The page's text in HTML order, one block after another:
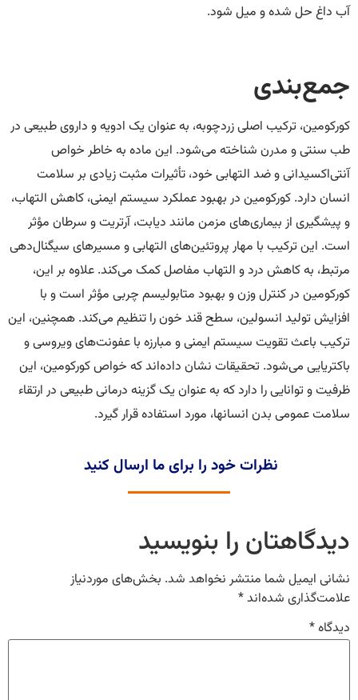
آب داغ حل شده و میل شود.
جمع‌بندی
کورکومین، ترکیب اصلی زردچوبه، به عنوان یک ادویه و داروی طبیعی در
طب سنتی و مدرن شناخته می‌شود. این ماده به خاطر خواص
آنتی‌اکسیدانی و ضد التهابی خود، تأثیرات مثبت زیادی بر سلامت
انسان دارد. کورکومین در بهبود عملکرد سیستم ایمنی، کاهش التهاب،
و پیشگیری از بیماری‌های مزمن مانند دیابت، آرتریت و سرطان مؤثر
است. این ترکیب با مهار پروتئین‌های التهابی و مسیرهای سیگنال‌دهی
مرتبط، به کاهش درد و التهاب مفاصل کمک می‌کند. علاوه بر این،
کورکومین در کنترل وزن و بهبود متابولیسم چربی مؤثر است و با
افزایش تولید انسولین، سطح قند خون را تنظیم می‌کند. همچنین، این
ترکیب باعث تقویت سیستم ایمنی و مبارزه با عفونت‌های ویروسی و
باکتریایی می‌شود. تحقیقات نشان داده‌اند که خواص کورکومین، این
ظرفیت و توانایی را دارد که به عنوان یک گزینه درمانی طبیعی در ارتقاء
سلامت عمومی بدن انسانها، مورد استفاده قرار گیرد.
نظرات خود را برای ما ارسال کنید
دیدگاهتان را بنویسید
نشانی ایمیل شما منتشر نخواهد شد. بخش‌های موردنیاز
علامت‌گذاری شده‌اند*
دیدگاه*